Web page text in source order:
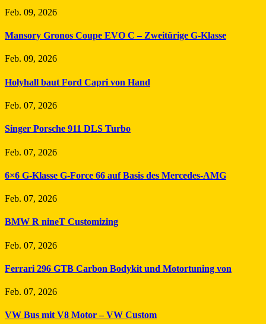
Feb. 09, 2026
Mansory Gronos Coupe EVO C – Zweitürige G-Klasse
Feb. 09, 2026
Holyhall baut Ford Capri von Hand
Feb. 07, 2026
Singer Porsche 911 DLS Turbo
Feb. 07, 2026
6×6 G-Klasse G-Force 66 auf Basis des Mercedes-AMG
Feb. 07, 2026
BMW R nineT Customizing
Feb. 07, 2026
Ferrari 296 GTB Carbon Bodykit und Motortuning von
Feb. 07, 2026
VW Bus mit V8 Motor – VW Custom